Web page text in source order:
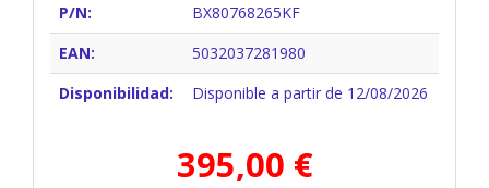
P/N:
BX80768265KF
EAN:
5032037281980
Disponibilidad:
Disponible a partir de 12/08/2026
395,00 €